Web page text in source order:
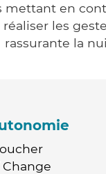
en
les
rassurante la